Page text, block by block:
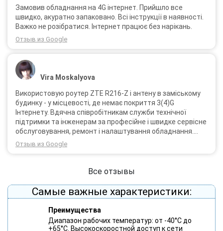
Замовив обладнання на 4G інтернет. Прийшло все
швидко, акуратно запаковано. Всі інструкції в наявності.
Важко не розібратися. Інтернет працює без нарікань.
Отзыв из Google
Vira Moskalyova
Використовую роутер ZTE R216-Z і антену в заміському
будинку - у місцевості, де немає покриття 3(4)G
Інтернету. Вдячна співробітникам служби технічної
підтримки та інженерам за професійне і швидке сервісне
обслуговування, ремонт і налаштування обладнання.
Через 3 роки після покупки я не шкодую про прийняте
тоді рішення придбати обладнання в компанії 3G star
Отзыв из Google
Все отзывы
Самые важные характеристики:
Преимущества
Диапазон рабочих температур: от -40°С до
+65°С. Высокоскоростной доступ к сети